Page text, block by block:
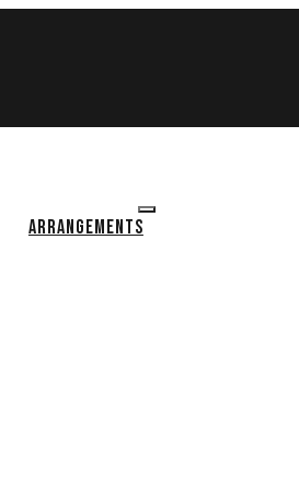
Arrangements